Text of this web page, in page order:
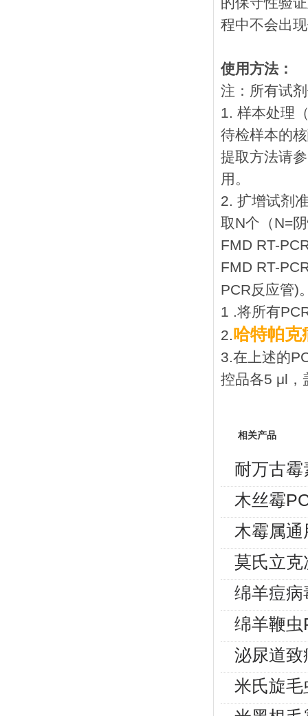
程中不会出
使用方法：
注：所有试
1. 样本处理
待检样本的
提取方法请
用。
2. 扩增试剂
取N个（N=
FMD RT-
FMD RT-
PCR反应管)
1 .将所有
2.哈特帕克
3.在上述的
控品各5 μl，
相关产品
耐万古
木丝霉
木霉属
莫氏立
绵羊痘
绵羊鞭
泌尿道
米氏旋